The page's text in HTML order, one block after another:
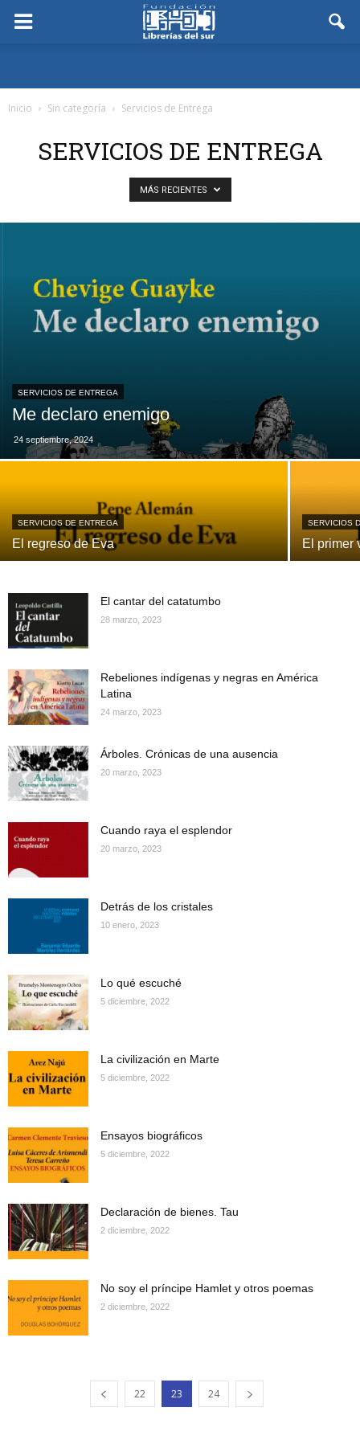
Inicio Sin categoría Servicios de Entrega
SERVICIOS DE ENTREGA
MÁS RECIENTES
SERVICIOS DE ENTREGA
Me declaro enemigo
24 septiembre, 2024
SERVICIOS DE ENTREGA
El regreso de Eva
SERVICIOS
El primer
El cantar del catatumbo
28 marzo, 2023
Rebeliones indígenas y negras en América
Latina
24 marzo, 2023
Árboles. Crónicas de una ausencia
20 marzo, 2023
Cuando raya el esplendor
20 marzo, 2023
Detrás de los cristales
10 enero, 2023
Lo qué escuché
5 diciembre, 2022
La civilización en Marte
5 diciembre, 2022
Ensayos biográficos
5 diciembre, 2022
Declaración de bienes. Tau
2 diciembre, 2022
No soy el príncipe Hamlet y otros poemas
2 diciembre, 2022
22 23 24